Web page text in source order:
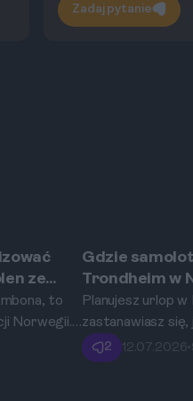
Zadaj pytanie
ze
poto
Norwegii.
po
Trondheim
Gdzie
Trondheim w
znaleźć
loty z Polski?
Planujesz urlop
zastanawiasz się,
dotrzeć do
kompleksowy
2 12.07.2026•